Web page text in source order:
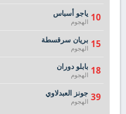
10 ياجو أسباس
الهجوم
15 بريان سرقسطة
الهجوم
18 بابلو دوران
الهجوم
39 جونز العبدلاوي
الهجوم